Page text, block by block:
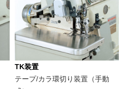
TK装置
テープ/カラ環切り装置（手動